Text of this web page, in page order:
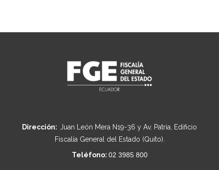
Dirección: Juan León Mera N19-36 y Av. Patria, Edificio
Fiscalía General del Estado (Quito).
Teléfono: 02 3985 800